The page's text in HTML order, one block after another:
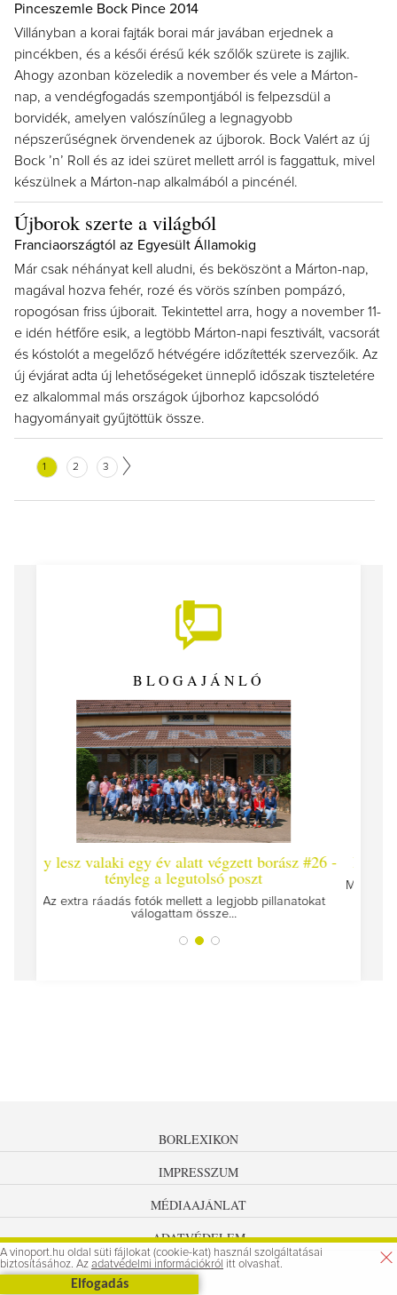
Pinceszemle Bock Pince 2014
Villányban a korai fajták borai már javában erjednek a
pincékben, és a késői érésű kék szőlők szürete is zajlik.
Ahogy azonban közeledik a november és vele a Márton-
nap, a vendégfogadás szempontjából is felpezsdül a
borvidék, amelyen valószínűleg a legnagyobb
népszerűségnek örvendenek az újborok. Bock Valért az új
Bock ’n’ Roll és az idei szüret mellett arról is faggattuk, mivel
készülnek a Márton-nap alkalmából a pincénél.
Újborok szerte a világból
Franciaországtól az Egyesült Államokig
Már csak néhányat kell aludni, és beköszönt a Márton-nap,
magával hozva fehér, rozé és vörös színben pompázó,
ropogósan friss újborait. Tekintettel arra, hogy a november 11-
e idén hétfőre esik, a legtöbb Márton-napi fesztivált, vacsorát
és kóstolót a megelőző hétvégére időzítették szervezőik. Az
új évjárat adta új lehetőségeket ünneplő időszak tiszteletére
ez alkalommal más országok újborhoz kapcsolódó
hagyományait gyűjtöttük össze.
1 2 3
BLOGAJÁNLÓ
végzett borász #26 -
poszt
a legjobb pillanatokat
Így lesz valaki egy év alatt
Megírtuk a modulzáró vizsgákat, már
az utolsó...
BORLEXIKON
IMPRESSZUM
MÉDIAAJÁNLAT
ADATVÉDELEM
A vinoport.hu oldal süti fájlokat (cookie-kat) használ szolgáltatásai
biztosításához. Az adatvédelmi információkról itt olvashat.
Elfogadás